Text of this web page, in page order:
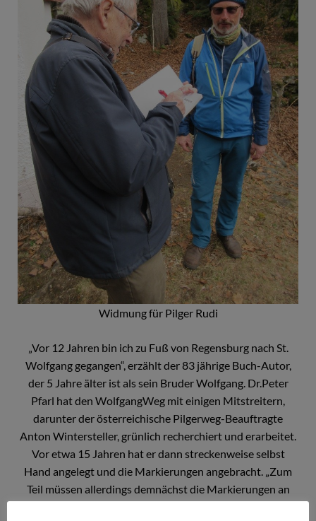
Widmung für Pilger Rudi
„Vor 12 Jahren bin ich zu Fuß von Regensburg nach St.
Wolfgang gegangen“, erzählt der 83 jährige Buch-Autor,
der 5 Jahre älter ist als sein Bruder Wolfgang. Dr.Peter
Pfarl hat den WolfgangWeg mit einigen Mitstreitern,
darunter der österreichische Pilgerweg-Beauftragte
Anton Wintersteller, grünlich recherchiert und erarbeitet.
Vor etwa 15 Jahren hat er dann streckenweise selbst
Hand angelegt und die Markierungen angebracht. „Zum
Teil müssen allerdings demnächst die Markierungen an